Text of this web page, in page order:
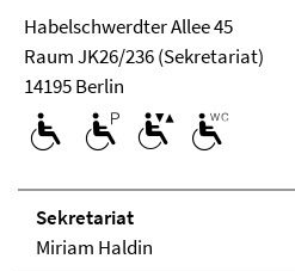
Habelschwerdter Allee 45
Raum JK26/236 (Sekretariat)
14195 Berlin
Se­kre­ta­ri­at
Miriam Haldin